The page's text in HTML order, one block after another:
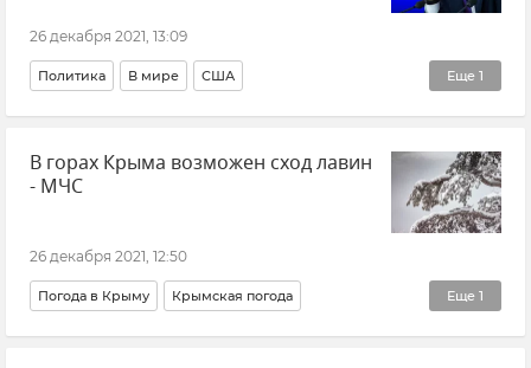
26 декабря 2021, 13:09
Еще 1
Политика В мире США
Владимир Путин (политик)
В горах Крыма возможен сход лавин
- МЧС
26 декабря 2021, 12:50
Еще 1
Погода в Крыму Крымская погода
МЧС РФ (Министерство чрезвычайных ситуаций Российской Федерации)